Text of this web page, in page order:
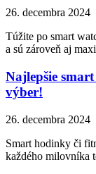
26. decembra 2024
Túžite po smart
a sú zároveň aj
Najlepšie
výber!
26. decembra 2024
Smart hodinky či
každého milovníka